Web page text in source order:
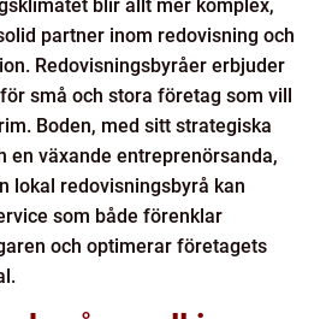
blir allt mer komplex,
partner inom redovisning och
Redovisningsbyråer erbjuder
små och stora företag som vill
Boden, med sitt strategiska
en växande entreprenörsanda,
lokal redovisningsbyrå kan
som både förenklar
och optimerar företagets